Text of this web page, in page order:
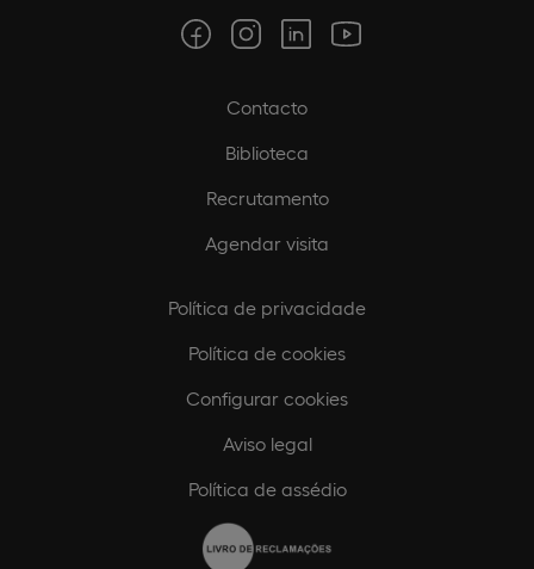
Contacto
Biblioteca
Recrutamento
Agendar visita
Política de privacidade
Política de cookies
Configurar cookies
Aviso legal
Política de assédio